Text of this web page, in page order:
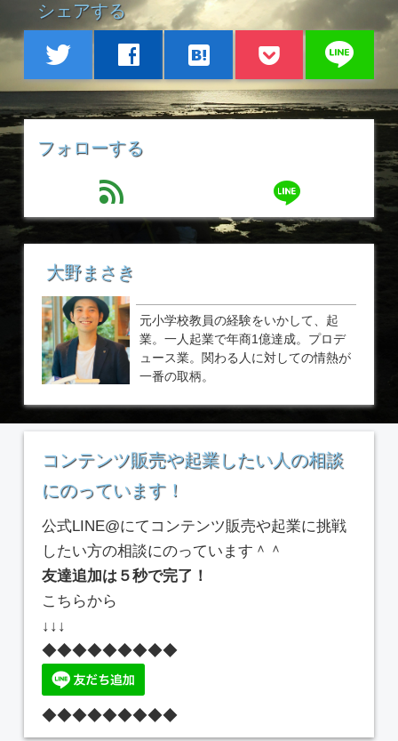
シェアする
twitter facebook hatenabookmark line
フォローする
feed line
大野まさき
元小学校教員の経験をいかして、起
業。一人起業で年商1億達成。プロデ
ュース業。関わる人に対しての情熱が
一番の取柄。
コンテンツ販売や起業したい人の相談
にのっています！
公式LINE@にてコンテンツ販売や起業に挑戦
したい方の相談にのっています＾＾
友達追加は５秒で完了！
こちらから
↓↓↓
◆◆◆◆◆◆◆◆◆
◆◆◆◆◆◆◆◆◆